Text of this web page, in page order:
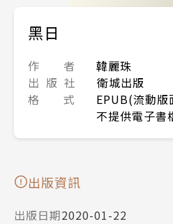
黑日
作 者
韓麗珠
出 版 社
衛城出版
格 式
EPUB(流動版
不提供電子書
出版資訊
出版日期2020-01-22